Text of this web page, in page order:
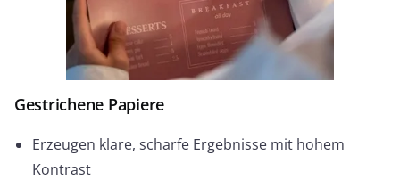
Gestrichene Papiere
Erzeugen klare, scharfe Ergebnisse mit hohem
Kontrast